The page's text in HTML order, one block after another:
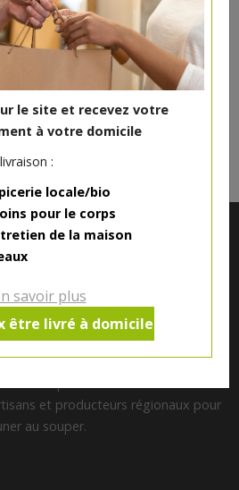
le site et recevez votre
à votre domicile
:
locale/bio
pour le corps
de la maison
savoir plus
être livré à domicile
actuellement
CATÉGORIE ...
et producteurs régionaux pour
au souper.